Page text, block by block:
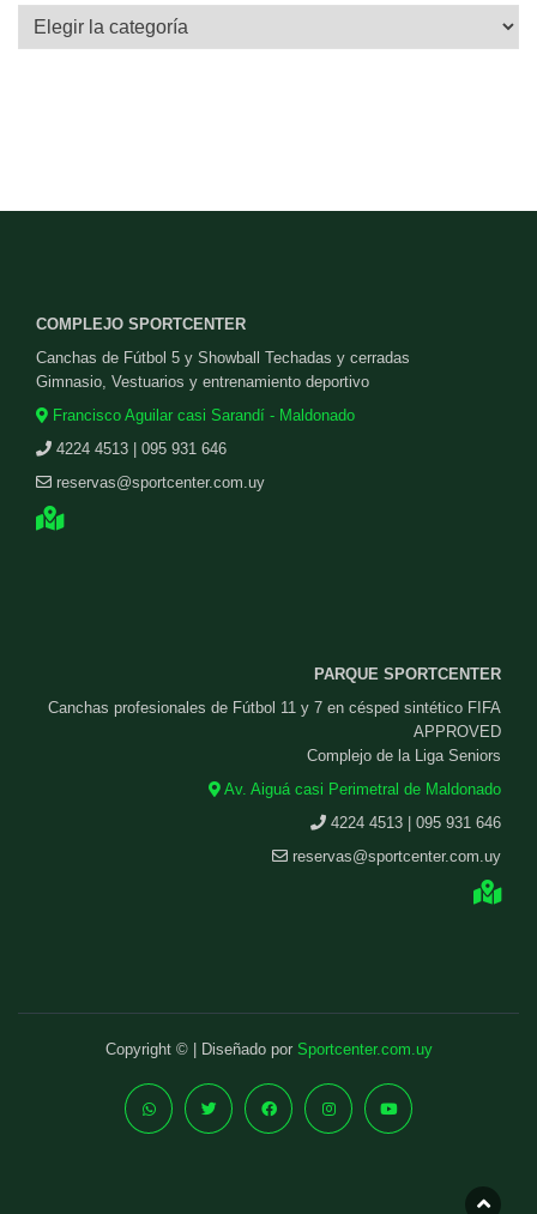
Categorías
COMPLEJO SPORTCENTER
Canchas de Fútbol 5 y Showball Techadas y cerradas
Gimnasio, Vestuarios y entrenamiento deportivo
Francisco Aguilar casi Sarandí - Maldonado
4224 4513 | 095 931 646
reservas@sportcenter.com.uy
PARQUE SPORTCENTER
Canchas profesionales de Fútbol 11 y 7 en césped sintético FIFA
APPROVED
Complejo de la Liga Seniors
Av. Aiguá casi Perimetral de Maldonado
4224 4513 | 095 931 646
reservas@sportcenter.com.uy
Copyright © | Diseñado por Sportcenter.com.uy